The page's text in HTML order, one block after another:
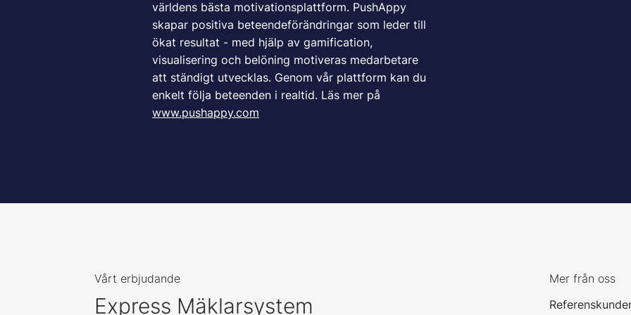
världens bästa motivationsplattform. PushAppy
skapar positiva beteendeförändringar som leder till
ökat resultat - med hjälp av gamification,
visualisering och belöning motiveras medarbetare
att ständigt utvecklas. Genom vår plattform kan du
enkelt följa beteenden i realtid. Läs mer på
www.pushappy.com
Vårt erbjudande
Express Mäklarsystem
Mer från oss